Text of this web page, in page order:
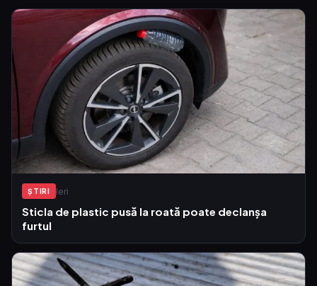
ŞTIRI Ieri
Sticla de plastic pusă la roată poate declanșa
furtul